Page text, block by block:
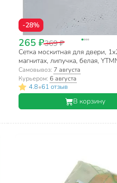
-28%
265 ₽369 ₽
Сетка москитная для двери,
магнитах, липучка, белая,
Самовывоз: 7 августа
Курьером: 6 августа
4.8•61 отзыв
В корзину